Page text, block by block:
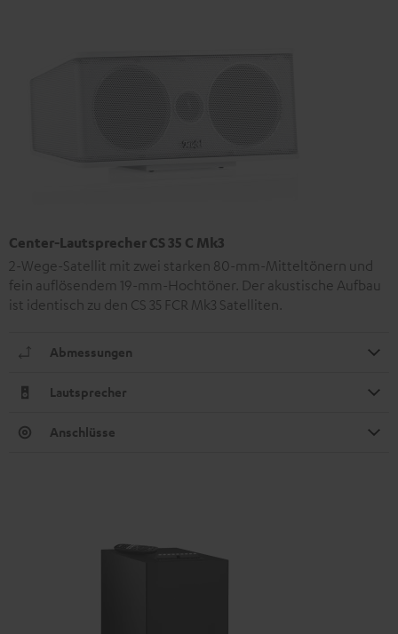
Center-Lautsprecher CS 35 C Mk3
2-Wege-Satellit mit zwei starken 80-mm-Mitteltönern und
fein auflösendem 19-mm-Hochtöner. Der akustische Aufbau
ist identisch zu den CS 35 FCR Mk3 Satelliten.
Abmessungen
Lautsprecher
Anschlüsse